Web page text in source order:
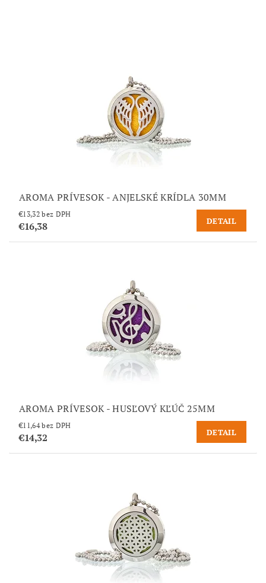
AROMA PRÍVESOK - ANJELSKÉ KRÍDLA 30MM
€13,32 bez DPH
€16,38 DETAIL
AROMA PRÍVESOK - HUSĽOVÝ KĽÚČ 25MM
€11,64 bez DPH
€14,32 DETAIL